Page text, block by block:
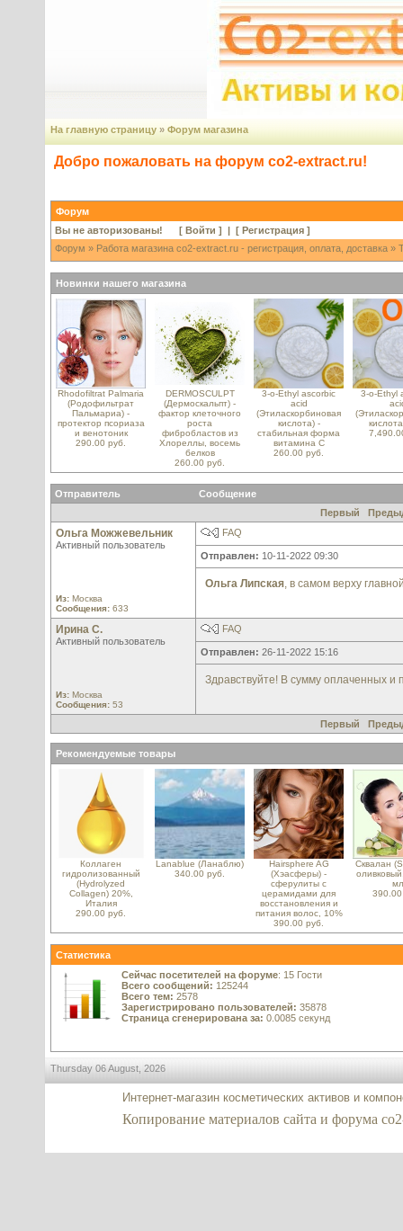
На главную страницу » Форум магазина
Добро пожаловать на форум co2-extract.ru!
Форум
Вы не авторизованы! [ Войти ] | [ Регистрация ]
Форум » Работа магазина co2-extract.ru - регистрация, оплата, доставка »
Новинки нашего магазина
Rhodofiltrat Palmaria
(Родофильтрат
Пальмариа) -
протектор псориаза
и венотоник
290.00 руб.
DERMOSCULPT
(Дермоскальпт) -
фактор клеточного
роста
фибробластов из
Хлореллы, восемь
белков
260.00 руб.
3-o-Ethyl ascorbic
acid
(Этиласкорбиновая
кислота) -
стабильная форма
витамина С
260.00 руб.
3-o-Ethyl
Отправитель
Сообщение
Первый
Ольга Можжевельник
Активный пользователь
Из: Москва
Сообщения: 633
FAQ
Отправлен: 10-11-2022 09:30
Ольга Липская, в самом верху
Ирина С.
Активный пользователь
Из: Москва
Сообщения: 53
FAQ
Отправлен: 26-11-2022 15:16
Здравствуйте! В сумму оплаченных и
Первый
Рекомендуемые товары
Коллаген
гидролизованный
(Hydrolyzed
Collagen) 20%,
Италия
290.00 руб.
Lanablue (Ланаблю)
340.00 руб.
Hairsphere AG
(Хэасферы) -
сферулиты с
церамидами для
восстановления и
питания волос, 10%
390.00 руб.
Сквалан
мл
Статистика
Сейчас посетителей на форуме: 15 Гости
Всего сообщений: 125244
Всего тем: 2578
Зарегистрировано пользователей: 35878
Страница сгенерирована за: 0.0085 секунд
Thursday 06 August, 2026
Интернет-магазин косметических активов и
Копирование материалов сайта и форума